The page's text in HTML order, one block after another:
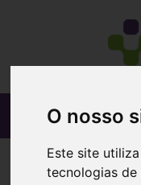
O nosso
Este site
tecnologias